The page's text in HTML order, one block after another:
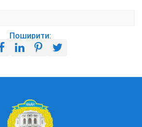
Поширити: